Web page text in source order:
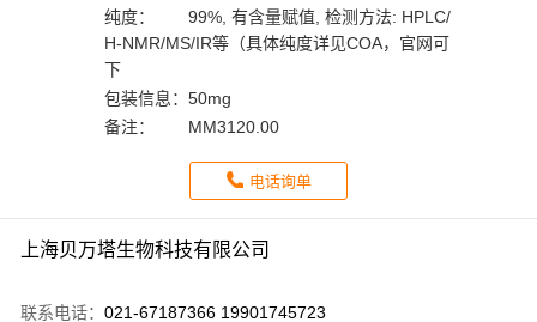
纯度：
99%, 有含量赋值, 检测方法: HPLC/
H-NMR/MS/IR等（具体纯度详见COA，官网可
下
包装信息： 50mg
备注：
MM3120.00
电话询单
上海贝万塔生物科技有限公司
联系电话： 021-67187366 19901745723